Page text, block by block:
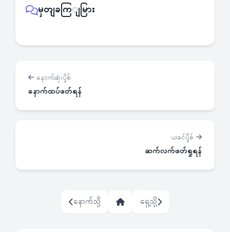
မှတျခကြျမြား
နောက်ဆုံးပို့စ်
နောက်ထပ်ဖတ်ရန်
ယခင်ပို့စ်
ဆက်လက်ဖတ်ရှုရန်
နောက်သို့ ရှေ့သို့